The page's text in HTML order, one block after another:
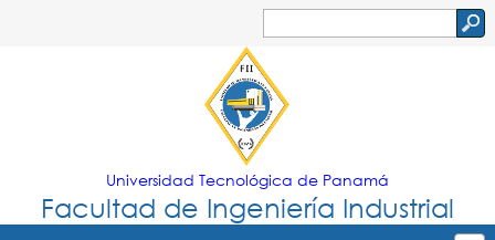
Jump to navigation
de
búsqueda
Universidad Tecnológica de Panamá
Facultad de Ingeniería Industrial